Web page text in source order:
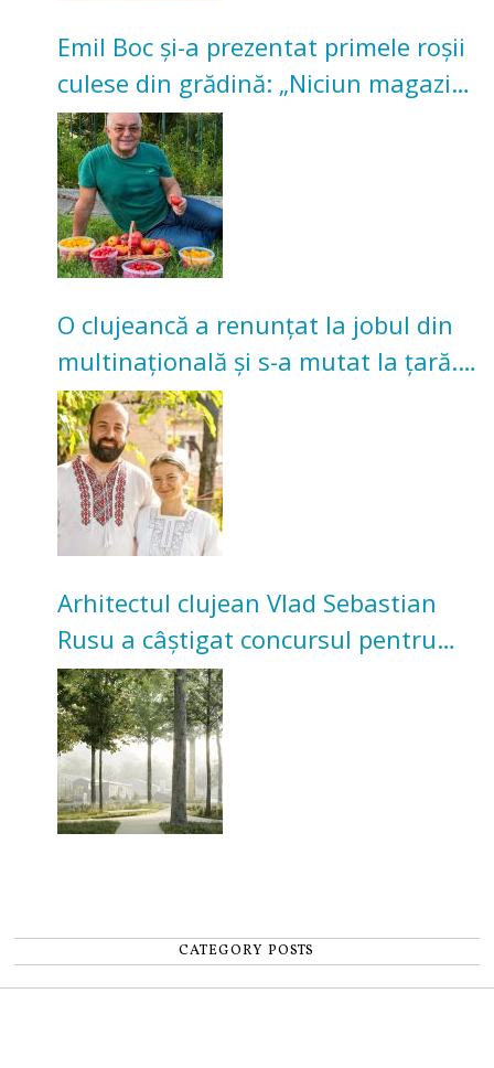
Emil Boc și-a prezentat primele roșii
culese din grădină: „Niciun magazin
nu poate oferi această satisfacție”
O clujeancă a renunțat la jobul din
multinațională și s-a mutat la țară.
Acum cultivă legume în grădina
bunicilor
Arhitectul clujean Vlad Sebastian
Rusu a câștigat concursul pentru
transformarea Grădinii Casei
Universitarilor
CATEGORY POSTS